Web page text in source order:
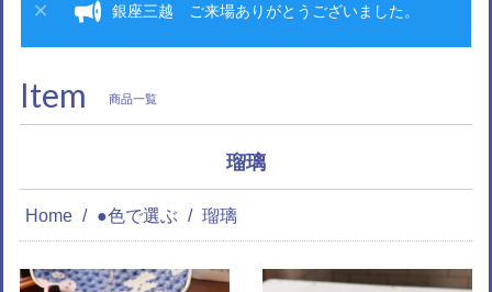
銀座三越 ご来場ありがとうございました。
Item 商品一覧
瑠璃
Home ●色で選ぶ 瑠璃